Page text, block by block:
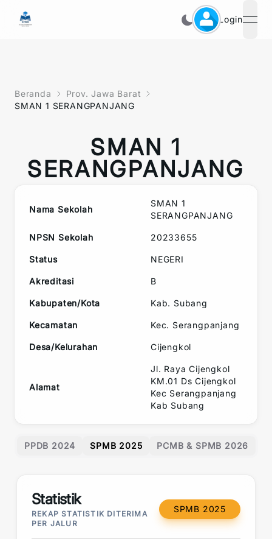
Login
Beranda
Prov. Jawa Barat
SMAN 1 SERANGPANJANG
SMAN 1
SERANGPANJANG
Nama Sekolah
SMAN 1
SERANGPANJANG
NPSN Sekolah 20233655
Status NEGERI
Akreditasi B
Kabupaten/Kota Kab. Subang
Kecamatan Kec. Serangpanjang
Desa/Kelurahan Cijengkol
Alamat
Jl. Raya Cijengkol
KM.01 Ds Cijengkol
Kec Serangpanjang
Kab Subang
PPDB 2024 SPMB 2025 PCMB & SPMB 2026
Statistik
REKAP STATISTIK DITERIMA
PER JALUR
SPMB 2025